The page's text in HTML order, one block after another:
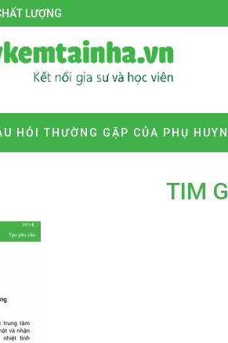
LƯỢNG
HỎI THƯỜNG GẶP CỦA PHỤ
TIM